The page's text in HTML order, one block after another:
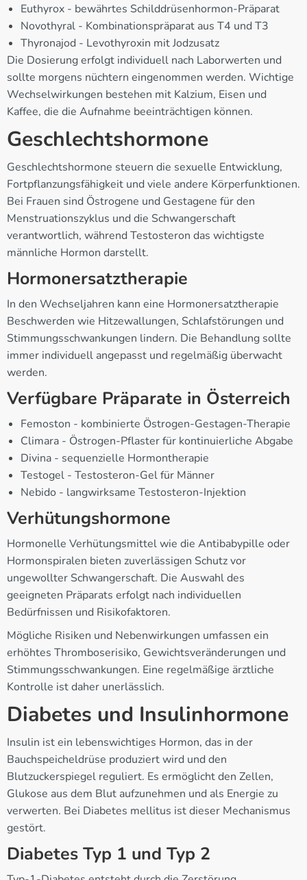
Euthyrox - bewährtes Schilddrüsenhormon-Präparat
Novothyral - Kombinationspräparat aus T4 und T3
Thyronajod - Levothyroxin mit Jodzusatz
Die Dosierung erfolgt individuell nach Laborwerten und
sollte morgens nüchtern eingenommen werden. Wichtige
Wechselwirkungen bestehen mit Kalzium, Eisen und
Kaffee, die die Aufnahme beeinträchtigen können.
Geschlechtshormone
Geschlechtshormone steuern die sexuelle Entwicklung,
Fortpflanzungsfähigkeit und viele andere Körperfunktionen.
Bei Frauen sind Östrogene und Gestagene für den
Menstruationszyklus und die Schwangerschaft
verantwortlich, während Testosteron das wichtigste
männliche Hormon darstellt.
Hormonersatztherapie
In den Wechseljahren kann eine Hormonersatztherapie
Beschwerden wie Hitzewallungen, Schlafstörungen und
Stimmungsschwankungen lindern. Die Behandlung sollte
immer individuell angepasst und regelmäßig überwacht
werden.
Verfügbare Präparate in Österreich
Femoston - kombinierte Östrogen-Gestagen-Therapie
Climara - Östrogen-Pflaster für kontinuierliche Abgabe
Divina - sequenzielle Hormontherapie
Testogel - Testosteron-Gel für Männer
Nebido - langwirksame Testosteron-Injektion
Verhütungshormone
Hormonelle Verhütungsmittel wie die Antibabypille oder
Hormonspiralen bieten zuverlässigen Schutz vor
ungewollter Schwangerschaft. Die Auswahl des
geeigneten Präparats erfolgt nach individuellen
Bedürfnissen und Risikofaktoren.
Mögliche Risiken und Nebenwirkungen umfassen ein
erhöhtes Thromboserisiko, Gewichtsveränderungen und
Stimmungsschwankungen. Eine regelmäßige ärztliche
Kontrolle ist daher unerlässlich.
Diabetes und Insulinhormone
Insulin ist ein lebenswichtiges Hormon, das in der
Bauchspeicheldrüse produziert wird und den
Blutzuckerspiegel reguliert. Es ermöglicht den Zellen,
Glukose aus dem Blut aufzunehmen und als Energie zu
verwerten. Bei Diabetes mellitus ist dieser Mechanismus
gestört.
Diabetes Typ 1 und Typ 2